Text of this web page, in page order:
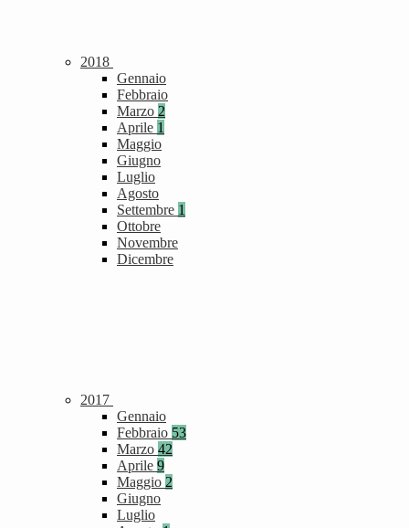
2018
Gennaio
Febbraio
Marzo 2
Aprile 1
Maggio
Giugno
Luglio
Agosto
Settembre 1
Ottobre
Novembre
Dicembre
2017
Gennaio
Febbraio 53
Marzo 42
Aprile 9
Maggio 2
Giugno
Luglio